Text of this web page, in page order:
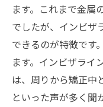
ます。これまで金属
でしたが、インビザ
できるのが特徴です
ます。インビザライ
は、周りから矯正中
といった声が多く聞